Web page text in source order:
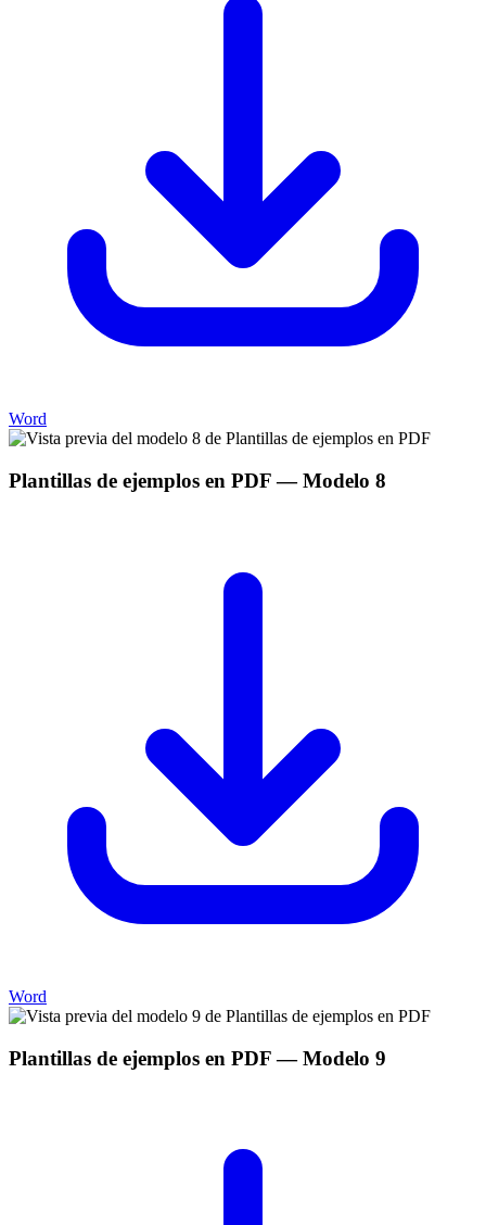
Word
Plantillas de ejemplos en PDF— Modelo 8
Word
Plantillas de ejemplos en PDF— Modelo 9